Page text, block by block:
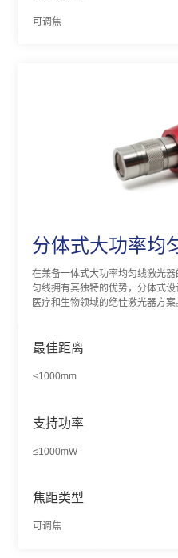
可调焦
分体式大功率均
在兼备一体式大功率均匀线激光
匀线拥有其独特的优势，分体式
医疗和生物领域的绝佳激光器方案
最佳距离
≤1000mm
支持功率
≤1000mW
焦距类型
可调焦